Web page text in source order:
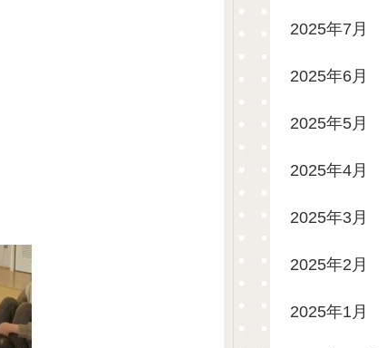
2025年7月
2025年6月
2025年5月
2025年4月
2025年3月
2025年2月
2025年1月